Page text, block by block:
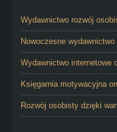
Wydawnictwo rozwój
Nowoczesne
Wydawnictwo internetowe
Księgarnia motywacyjna
Rozwój osobisty dzięki